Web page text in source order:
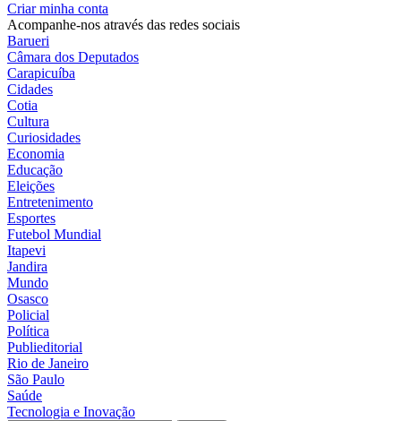
Criar minha conta
Acompanhe-nos através das redes sociais
Barueri
Câmara dos Deputados
Carapicuíba
Cidades
Cotia
Cultura
Curiosidades
Economia
Educação
Eleições
Entretenimento
Esportes
Futebol Mundial
Itapevi
Jandira
Mundo
Osasco
Policial
Política
Publieditorial
Rio de Janeiro
São Paulo
Saúde
Tecnologia e Inovação